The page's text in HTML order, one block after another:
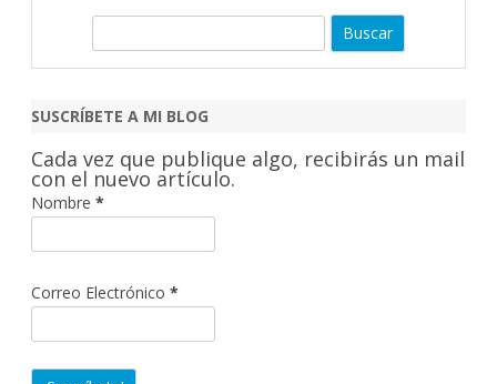
c
r
SUSCRÍBETE A MI BLOG
Cada vez que publique algo, recibirás un mail
con el nuevo artículo.
Nombre *
Correo Electrónico *